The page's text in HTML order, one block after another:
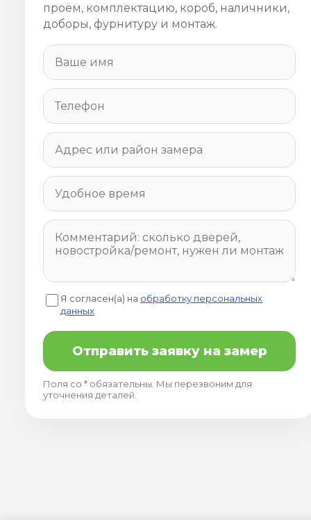
проём, комплектацию, короб, наличники,
доборы, фурнитуру и монтаж.
Я согласен(а) на обработку персональных
данных
Отправить заявку на замер
Поля со * обязательны. Мы перезвоним для
уточнения деталей.